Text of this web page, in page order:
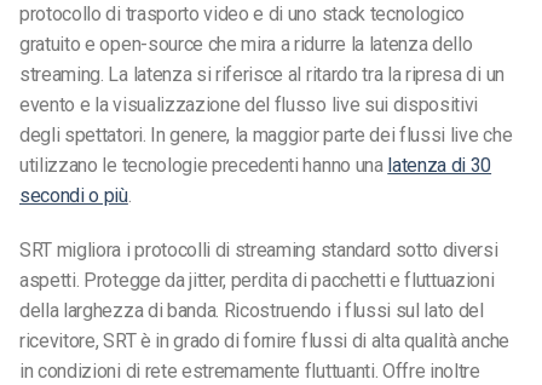
protocollo di trasporto video e di uno stack tecnologico
gratuito e open-source che mira a ridurre la latenza dello
streaming. La latenza si riferisce al ritardo tra la ripresa di un
evento e la visualizzazione del flusso live sui dispositivi
degli spettatori. In genere, la maggior parte dei flussi live che
utilizzano le tecnologie precedenti hanno una latenza di 30
secondi o più.
SRT migliora i protocolli di streaming standard sotto diversi
aspetti. Protegge da jitter, perdita di pacchetti e fluttuazioni
della larghezza di banda. Ricostruendo i flussi sul lato del
ricevitore, SRT è in grado di fornire flussi di alta qualità anche
in condizioni di rete estremamente fluttuanti. Offre inoltre